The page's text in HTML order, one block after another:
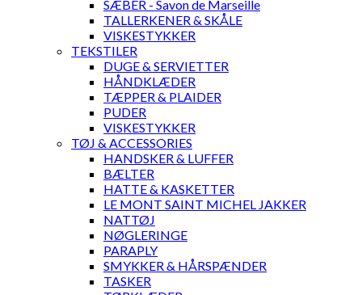
SÆBER - Savon de Marseille
TALLERKENER & SKÅLE
VISKESTYKKER
TEKSTILER
DUGE & SERVIETTER
HÅNDKLÆDER
TÆPPER & PLAIDER
PUDER
VISKESTYKKER
TØJ & ACCESSORIES
HANDSKER & LUFFER
BÆLTER
HATTE & KASKETTER
LE MONT SAINT MICHEL JAKKER
NATTØJ
NØGLERINGE
PARAPLY
SMYKKER & HÅRSPÆNDER
TASKER